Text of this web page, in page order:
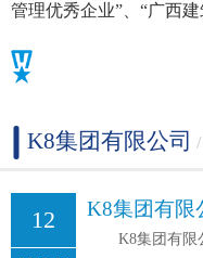
管理优秀企业”、“广西
K8集团有限公司
12 K8集团有限
K8集团有限